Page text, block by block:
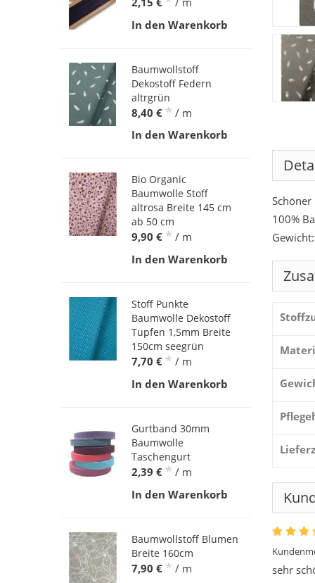
100%
sehr
In den Warenkorb
Baumwollstoff
Dekostoff Federn
altrgrün
8,40 € * / m
In den Warenkorb
Bio Organic
Baumwolle Stoff
altrosa Breite 145 cm
ab 50 cm
9,90 € * / m
In den Warenkorb
Stoff Punkte
Baumwolle Dekostoff
Tupfen 1,5mm Breite
150cm seegrün
7,70 € * / m
In den Warenkorb
Gurtband 30mm
Baumwolle
Taschengurt
2,39 € * / m
In den Warenkorb
Baumwollstoff Blumen
Breite 160cm
7,90 € * / m